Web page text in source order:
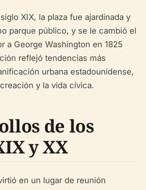
XIX, la plaza fue ajardinada y
parque público, y se le cambió el
a George Washington en 1825
reflejó tendencias más
urbana estadounidense,
y la vida cívica.
de los
y XX
en un lugar de reunión